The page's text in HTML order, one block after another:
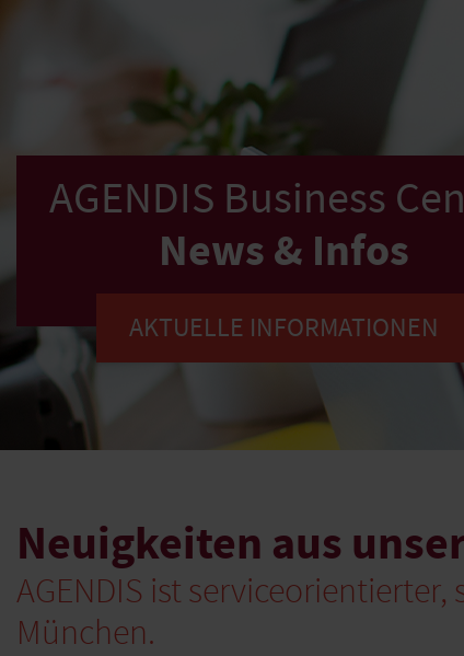
AGENDIS Business
News & Infos
AKTUELLE INFORMATIONEN
Neuigkeiten aus
AGENDIS ist
München.